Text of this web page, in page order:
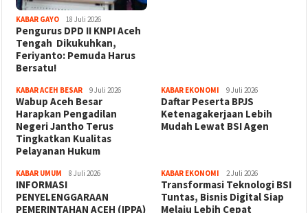
KABAR GAYO 18 Juli 2026
‎Pengurus DPD II KNPI Aceh
Tengah Dikukuhkan,
Feriyanto: Pemuda Harus
Bersatu!
KABAR ACEH BESAR 9 Juli 2026
Wabup Aceh Besar
Harapkan Pengadilan
Negeri Jantho Terus
Tingkatkan Kualitas
Pelayanan Hukum
KABAR EKONOMI 9 Juli 2026
Daftar Peserta BPJS
Ketenagakerjaan Lebih
Mudah Lewat BSI Agen
KABAR UMUM 8 Juli 2026
INFORMASI
PENYELENGGARAAN
PEMERINTAHAN ACEH (IPPA)
KABAR EKONOMI 2 Juli 2026
Transformasi Teknologi BSI
Tuntas, Bisnis Digital Siap
Melaju Lebih Cepat